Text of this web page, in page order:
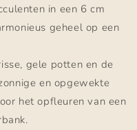
in een 6 cm
geheel op een
gele potten en de
en opgewekte
het opfleuren van een